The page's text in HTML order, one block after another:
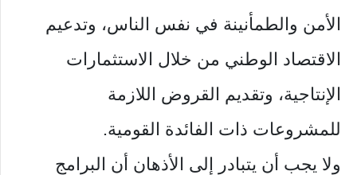
الأمن والطمأنينة في نفس الناس، وتدعيم
الاقتصاد الوطني من خلال الاستثمارات
الإنتاجية، وتقديم القروض اللازمة
للمشروعات ذات الفائدة القومية.
ولا يجب أن يتبادر إلى الأذهان أن البرامج